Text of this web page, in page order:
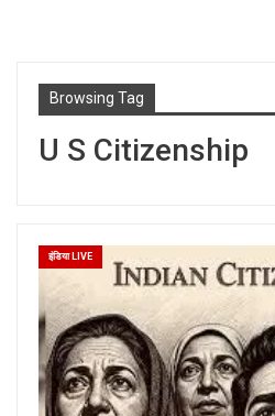
Browsing Tag
U S Citizenship
इंडिया LIVE